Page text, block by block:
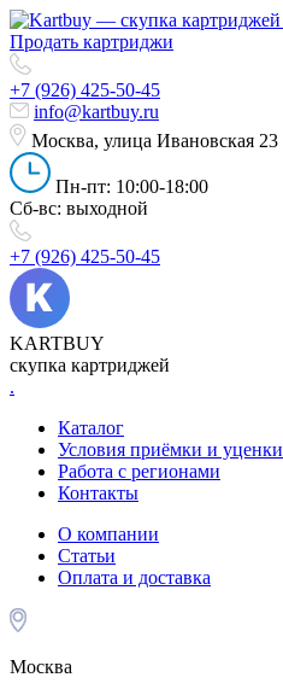
Продать картриджи
+7 (926) 425-50-45
info@kartbuy.ru
Москва, улица Ивановская 23
Пн-пт: 10:00-18:00
Сб-вс: выходной
+7 (926) 425-50-45
KARTBUY
скупка картриджей
.
Каталог
Условия приёмки и уценки
Работа с регионами
Контакты
О компании
Статьи
Оплата и доставка
Москва